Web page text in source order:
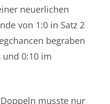
neuerlichen
von 1:0 in Satz 2
begraben
und 0:10 im
musste nur